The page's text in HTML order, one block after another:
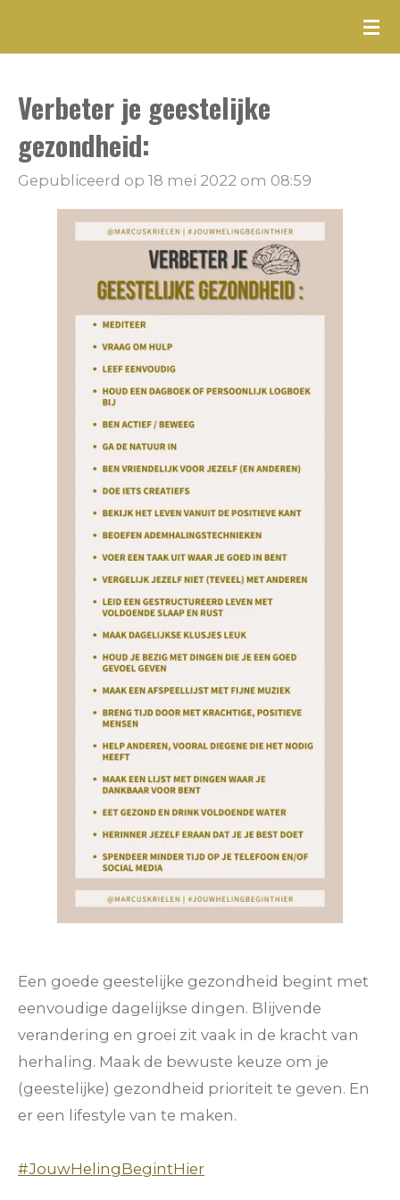
de
Verbeter je geestelijke
gezondheid:
Gepubliceerd op 18 mei 2022 om 08:59
Een goede geestelijke gezondheid begint met
eenvoudige dagelijkse dingen. Blijvende
verandering en groei zit vaak in de kracht van
herhaling. Maak de bewuste keuze om je
(geestelijke) gezondheid prioriteit te geven. En
er een lifestyle van te maken.
#JouwHelingBegintHier